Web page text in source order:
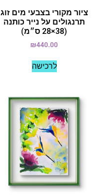
ציור מקורי בצבעי מים זוג
תרנגולים על נייר כותנה
(38×28 ס״מ)
₪440.00
לרכישה